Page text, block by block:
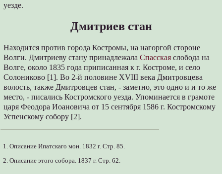
уезде.
Дмитриев стан
Находится против города Костромы, на нагоргой стороне
Волги. Дмитриеву стану принадлежалаСпасская слобода на
Волге, около 1835 года приписанная к г. Костроме, и село
Солониково [1]. Во 2-й половине XVIII века Дмитровцева
волость, также Дмитровцев стан, - заметно, это одно и и то же
место, - писались Костромского уезда. Упоминается в грамоте
царя Феодора Иоановича от 15 сентября 1586 г. Костромскому
Успенскому собору [2].
1. Описание Ипатскаго мон. 1832 г. Стр. 85.
2. Описание этого собора. 1837 г. Стр. 62.